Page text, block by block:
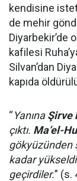
kendisine
de mehir
Diyarbekir’de
kafilesi
Silvan’dan
kapıda
“YanınaŞirve
çıktı. Ma’el-
gökyüzünden
kadar
geçirdiler.” (s.